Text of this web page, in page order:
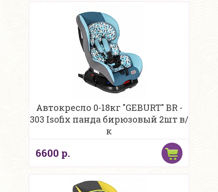
Автокресло 0-18кг "GEBURT" BR -
303 Isofix панда бирюзовый 2шт в/
к
6600 р.